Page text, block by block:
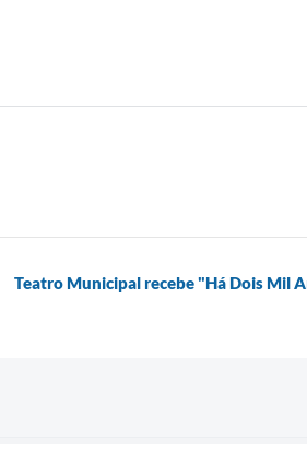
Teatro Municipal recebe "Há Dois Mil